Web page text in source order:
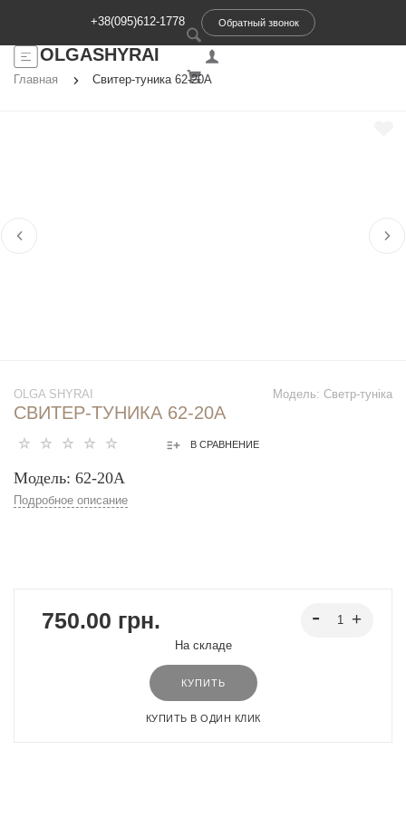
+38(095)612-1778 Обратный звонок
OLGASHYRAI
Главная Свитер-туника 62-20А
Модель: Светр-туніка
OLGA SHYRAI
СВИТЕР-ТУНИКА 62-20А
В СРАВНЕНИЕ
Модель: 62-20А
Подробное описание
750.00 грн.
На складе
КУПИТЬ
КУПИТЬ В ОДИН КЛИК